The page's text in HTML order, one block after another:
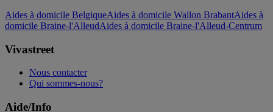
Aides à domicile BelgiqueAides à domicile Wallon BrabantAides à
domicile Braine-l'AlleudAides à domicile Braine-l'Alleud-Centrum
Vivastreet
Nous contacter
Qui sommes-nous?
Aide/Info